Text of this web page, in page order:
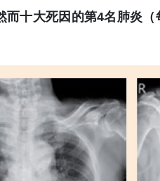
而十大死因的第4名肺炎